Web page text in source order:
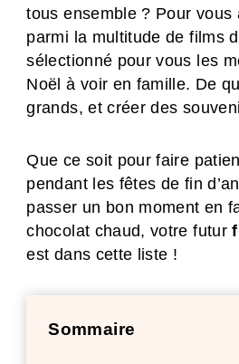
tous ensemble ? Pour vous
parmi la multitude de films
sélectionné pour vous les
Noël à voir en famille. De
grands, et créer des
Que ce soit pour faire
pendant les fêtes de fin
passer un bon moment en
chocolat chaud, votre futur
est dans cette liste !
Sommaire